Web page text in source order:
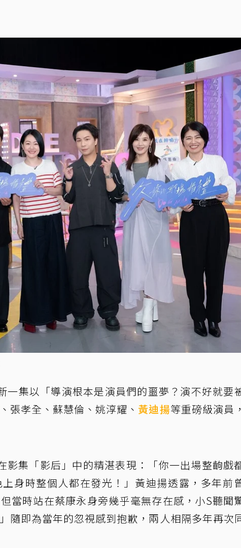
一集以「導演根本是演員們的噩夢？演不好就要
、張孝全、蘇慧倫、姚淳耀、 黃迪揚等重磅級演員
影集「影后」中的精湛表現：「你一出場整齣戲
身時整個人都在發光！」黃迪揚透露，多年前
當時站在蔡康永身旁幾乎毫無存在感，小S聽聞
隨即為當年的忽視感到抱歉，兩人相隔多年再次